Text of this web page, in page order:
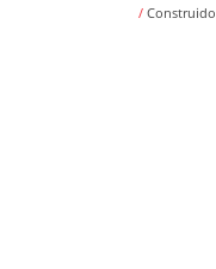
/ Construido